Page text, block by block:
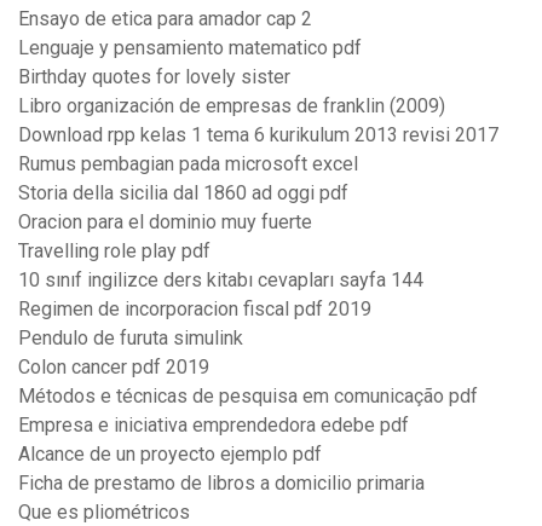
Ensayo de etica para amador cap 2
Lenguaje y pensamiento matematico pdf
Birthday quotes for lovely sister
Libro organización de empresas de franklin (2009)
Download rpp kelas 1 tema 6 kurikulum 2013 revisi 2017
Rumus pembagian pada microsoft excel
Storia della sicilia dal 1860 ad oggi pdf
Oracion para el dominio muy fuerte
Travelling role play pdf
10 sınıf ingilizce ders kitabı cevapları sayfa 144
Regimen de incorporacion fiscal pdf 2019
Pendulo de furuta simulink
Colon cancer pdf 2019
Métodos e técnicas de pesquisa em comunicação pdf
Empresa e iniciativa emprendedora edebe pdf
Alcance de un proyecto ejemplo pdf
Ficha de prestamo de libros a domicilio primaria
Que es pliométricos